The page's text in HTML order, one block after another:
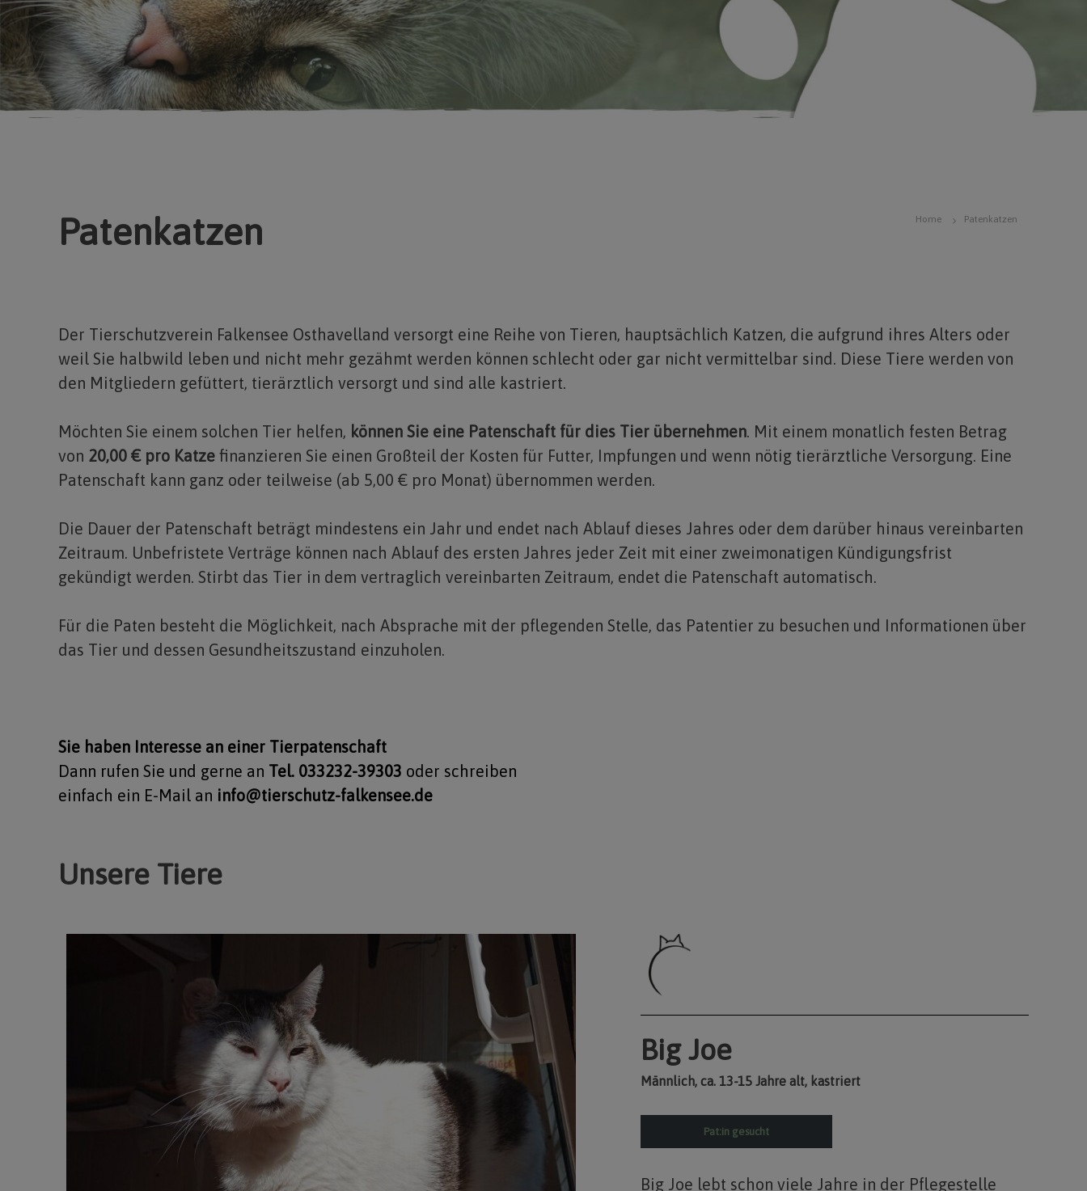
Patenkatzen Home Patenkatzen
Der Tierschutzverein Falkensee Osthavelland versorgt eine Reihe von Tieren, hauptsächlich Katzen, die aufgrund ihres Alters oder
weil Sie halbwild leben und nicht mehr gezähmt werden können schlecht oder gar nicht vermittelbar sind. Diese Tiere werden von
den Mitgliedern gefüttert, tierärztlich versorgt und sind alle kastriert.
Möchten Sie einem solchen Tier helfen, können Sie eine Patenschaft für dies Tier übernehmen. Mit einem monatlich festen Betrag
von 20,00 € pro Katze finanzieren Sie einen Großteil der Kosten für Futter, Impfungen und wenn nötig tierärztliche Versorgung. Eine
Patenschaft kann ganz oder teilweise (ab 5,00 € pro Monat) übernommen werden.
Die Dauer der Patenschaft beträgt mindestens ein Jahr und endet nach Ablauf dieses Jahres oder dem darüber hinaus vereinbarten
Zeitraum. Unbefristete Verträge können nach Ablauf des ersten Jahres jeder Zeit mit einer zweimonatigen Kündigungsfrist
gekündigt werden. Stirbt das Tier in dem vertraglich vereinbarten Zeitraum, endet die Patenschaft automatisch.
Für die Paten besteht die Möglichkeit, nach Absprache mit der pflegenden Stelle, das Patentier zu besuchen und Informationen über
das Tier und dessen Gesundheitszustand einzuholen.
Sie haben Interesse an einer Tierpatenschaft
Dann rufen Sie und gerne an Tel. 033232-39303 oder schreiben
einfach ein E-Mail an info@tierschutz-falkensee.de
Unsere Tiere
Big Joe
Männlich, ca. 13-15 Jahre alt, kastriert
Pat:in gesucht
Big Joe lebt schon viele Jahre in der Pflegestelle